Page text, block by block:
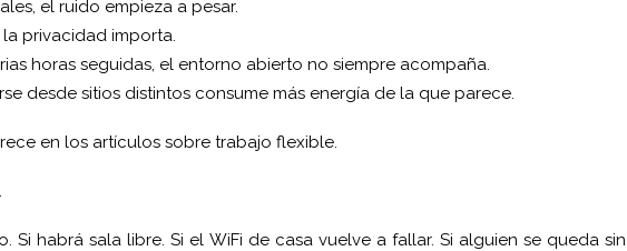
el ruido empieza a pesar.
privacidad importa.
horas seguidas, el entorno abierto no siempre acompaña.
desde sitios distintos consume más energía de la que parece.
en los artículos sobre trabajo flexible.
Si habrá sala libre. Si el WiFi de casa vuelve a fallar. Si alguien se queda sin